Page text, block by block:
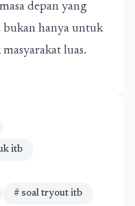
depan yang
bukan hanya untuk
luas.
itb
# soal tryout itb